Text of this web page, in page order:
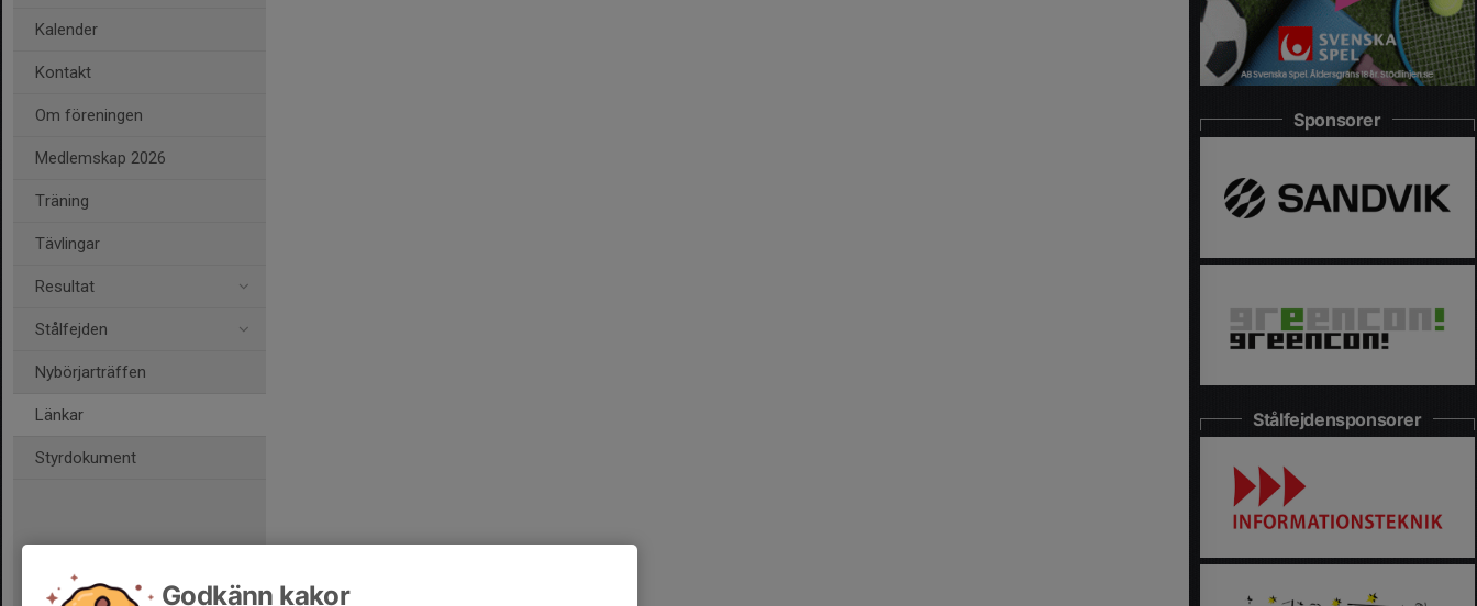
Kalender
Kontakt
Om föreningen
Medlemskap 2026
Träning
Tävlingar
Resultat
Stålfejden
Nybörjarträffen
Länkar
Styrdokument
Sponsorer
Stålfejdensponsorer
Godkänn kakor